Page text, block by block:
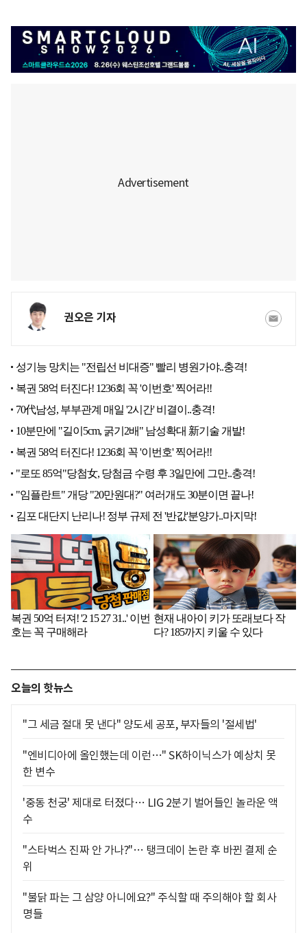
권오은 기자
오늘의 핫뉴스
"그 세금 절대 못 낸다" 양도세 공포, 부자들의 '절세법'
"엔비디아에 올인했는데 이런…" SK하이닉스가 예상치 못
한 변수
'중동 천궁' 제대로 터졌다… LIG 2분기 벌어들인 놀라운 액
수
"스타벅스 진짜 안 가나?"… 탱크데이 논란 후 바뀐 결제 순
위
"불닭 파는 그 삼양 아니에요?" 주식할 때 주의해야 할 회사
명들